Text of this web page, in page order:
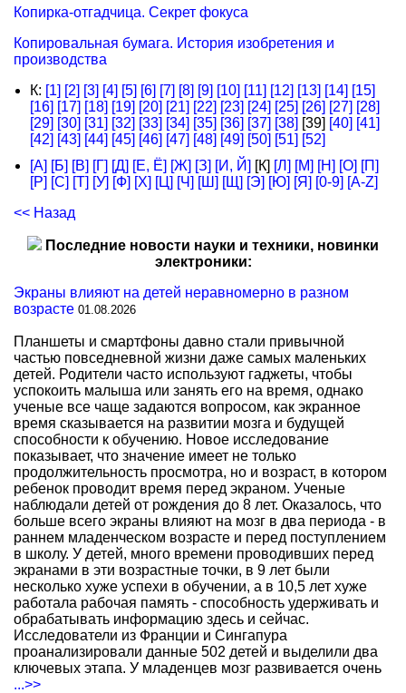
Копирка-отгадчица. Секрет фокуса
Копировальная бумага. История изобретения и
производства
К: [1] [2] [3] [4] [5] [6] [7] [8] [9] [10] [11] [12] [13] [14] [15]
[16] [17] [18] [19] [20] [21] [22] [23] [24] [25] [26] [27] [28]
[29] [30] [31] [32] [33] [34] [35] [36] [37] [38] [39] [40] [41]
[42] [43] [44] [45] [46] [47] [48] [49] [50] [51] [52]
[А] [Б] [В] [Г] [Д] [Е, Ё] [Ж] [З] [И, Й] [К] [Л] [М] [Н] [О] [П]
[Р] [С] [Т] [У] [Ф] [Х] [Ц] [Ч] [Ш] [Щ] [Э] [Ю] [Я] [0-9] [A-Z]
<< Назад
Последние новости науки и техники, новинки
электроники:
Экраны влияют на детей неравномерно в разном
возрасте 01.08.2026
Планшеты и смартфоны давно стали привычной
частью повседневной жизни даже самых маленьких
детей. Родители часто используют гаджеты, чтобы
успокоить малыша или занять его на время, однако
ученые все чаще задаются вопросом, как экранное
время сказывается на развитии мозга и будущей
способности к обучению. Новое исследование
показывает, что значение имеет не только
продолжительность просмотра, но и возраст, в котором
ребенок проводит время перед экраном. Ученые
наблюдали детей от рождения до 8 лет. Оказалось, что
больше всего экраны влияют на мозг в два периода - в
раннем младенческом возрасте и перед поступлением
в школу. У детей, много времени проводивших перед
экранами в эти возрастные точки, в 9 лет были
несколько хуже успехи в обучении, а в 10,5 лет хуже
работала рабочая память - способность удерживать и
обрабатывать информацию здесь и сейчас.
Исследователи из Франции и Сингапура
проанализировали данные 502 детей и выделили два
ключевых этапа. У младенцев мозг развивается очень
...>>